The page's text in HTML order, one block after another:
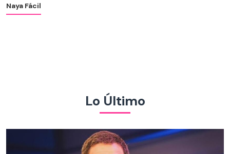
Naya Fácil
Lo Último